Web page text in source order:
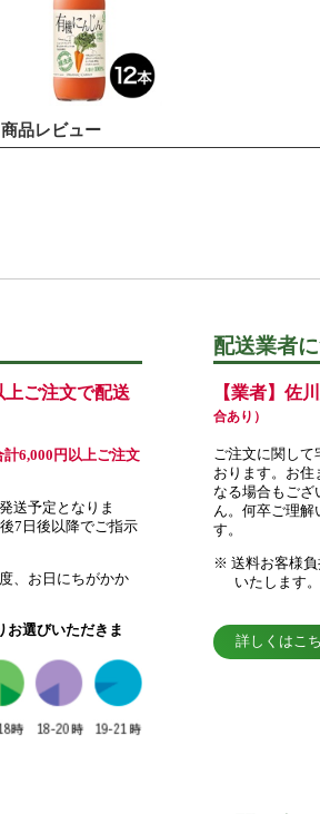
商品レビュー